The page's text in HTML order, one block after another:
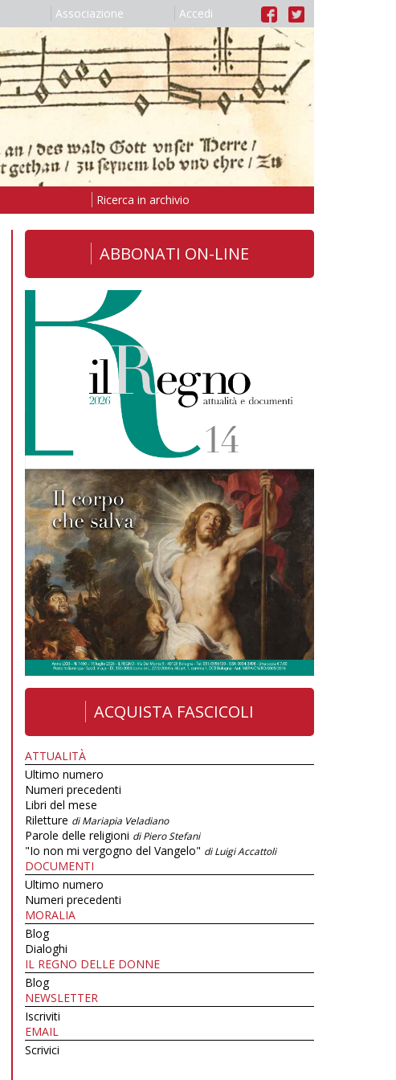
Associazione Accedi
Ricerca in archivio
ABBONATI ON-LINE
ACQUISTA FASCICOLI
ATTUALITÀ
Ultimo numero
Numeri precedenti
Libri del mese
Riletture di Mariapia Veladiano
Parole delle religioni di Piero Stefani
"Io non mi vergogno del Vangelo" di Luigi Accattoli
DOCUMENTI
Ultimo numero
Numeri precedenti
MORALIA
Blog
Dialoghi
IL REGNO DELLE DONNE
Blog
NEWSLETTER
Iscriviti
EMAIL
Scrivici